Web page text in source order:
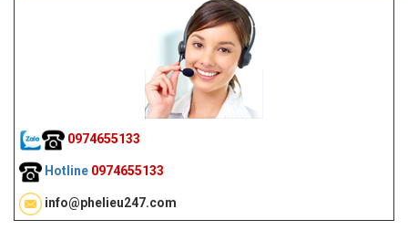
0974655133
Hotline 0974655133
info@phelieu247.com